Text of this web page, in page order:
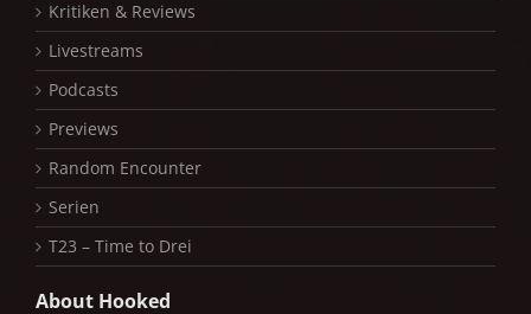
Kritiken & Reviews
Livestreams
Podcasts
Previews
Random Encounter
Serien
T23 – Time to Drei
About Hooked